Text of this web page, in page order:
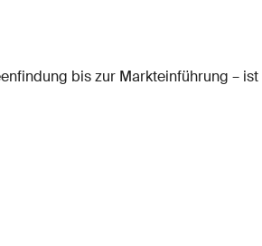
bis zur Markteinführung –